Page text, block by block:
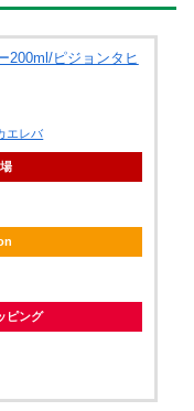
200ml/ピジョンタヒ
エレバ
ピング